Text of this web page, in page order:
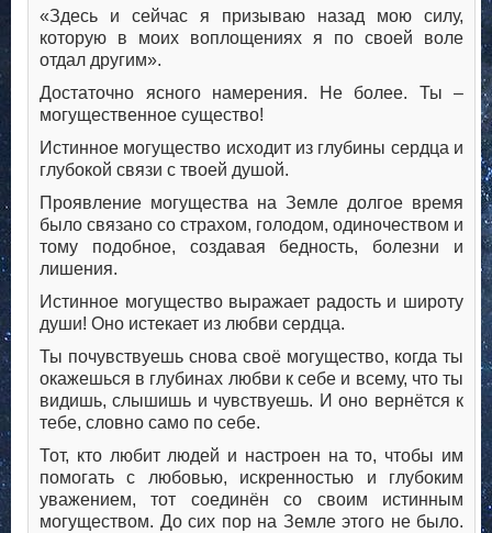
«Здесь и сейчас я призываю назад мою силу,
которую в моих воплощениях я по своей воле
отдал другим».
Достаточно ясного намерения. Не более. Ты –
могущественное существо!
Истинное могущество исходит из глубины сердца и
глубокой связи с твоей душой.
Проявление могущества на Земле долгое время
было связано со страхом, голодом, одиночеством и
тому подобное, создавая бедность, болезни и
лишения.
Истинное могущество выражает радость и широту
души! Оно истекает из любви сердца.
Ты почувствуешь снова своё могущество, когда ты
окажешься в глубинах любви к себе и всему, что ты
видишь, слышишь и чувствуешь. И оно вернётся к
тебе, словно само по себе.
Тот, кто любит людей и настроен на то, чтобы им
помогать с любовью, искренностью и глубоким
уважением, тот соединён со своим истинным
могуществом. До сих пор на Земле этого не было.